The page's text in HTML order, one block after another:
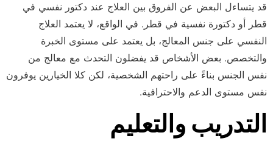
قد يتساءل البعض عن الفروق بين العلاج عند دكتور نفسي في
قطر أو دكتورة نفسية في قطر. في الواقع، لا يعتمد العلاج
النفسي على جنس المعالج، بل يعتمد على مستوى الخبرة
والتخصص. بعض الأشخاص قد يفضلون التحدث مع معالج من
نفس الجنس بناءً على راحتهم الشخصية، لكن كلا الخيارين يوفرون
نفس مستوى الدعم والاحترافية.
التدريب والتعليم